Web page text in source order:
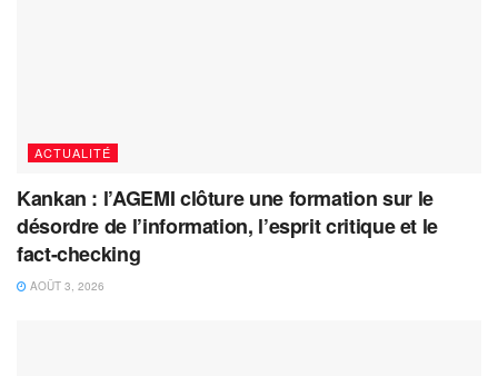
ACTUALITÉ
Kankan : l’AGEMI clôture une formation sur le
désordre de l’information, l’esprit critique et le
fact-checking
AOÛT 3, 2026